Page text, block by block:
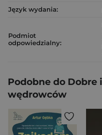
Język wydania:
Podmiot
odpowiedzialny:
Podobne do Dobre
wędrowców